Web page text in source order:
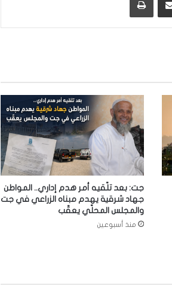
جت: بعد تلّقيه أمر هدم إداري.. المواطن
جهاد شرقية يهدم مبناه الزراعي في جت
والمجلس المحلّي يعقّب
منذ أسبوعين